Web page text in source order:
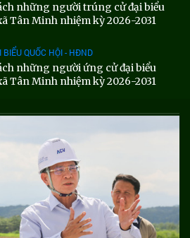
những người trúng cử đại biểu
Tân Minh nhiệm kỳ 2026-2031
QUỐC HỘI - HĐND
những người ứng cử đại biểu
Tân Minh nhiệm kỳ 2026-2031